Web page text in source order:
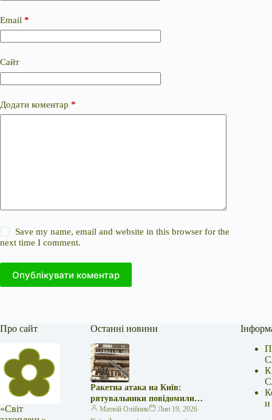
Email *
Сайт
Додати коментар *
Save my name, email and website in this browser for the
next time I comment.
Опублікувати коментар
Про сайт
«Світ
Останні новини
Ракетна атака на Київ:
рятувальники повідомили
про 15 поранених
Матвій Олійник
Лип 19, 2026
и